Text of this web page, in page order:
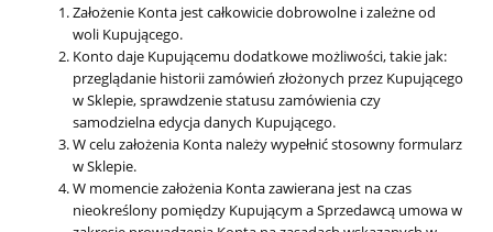
Założenie Konta jest całkowicie dobrowolne i zależne od
woli Kupującego.
Konto daje Kupującemu dodatkowe możliwości, takie jak:
przeglądanie historii zamówień złożonych przez Kupującego
w Sklepie, sprawdzenie statusu zamówienia czy
samodzielna edycja danych Kupującego.
W celu założenia Konta należy wypełnić stosowny formularz
w Sklepie.
W momencie założenia Konta zawierana jest na czas
nieokreślony pomiędzy Kupującym a Sprzedawcą umowa w